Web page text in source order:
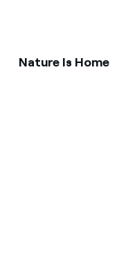
Nature Is Home